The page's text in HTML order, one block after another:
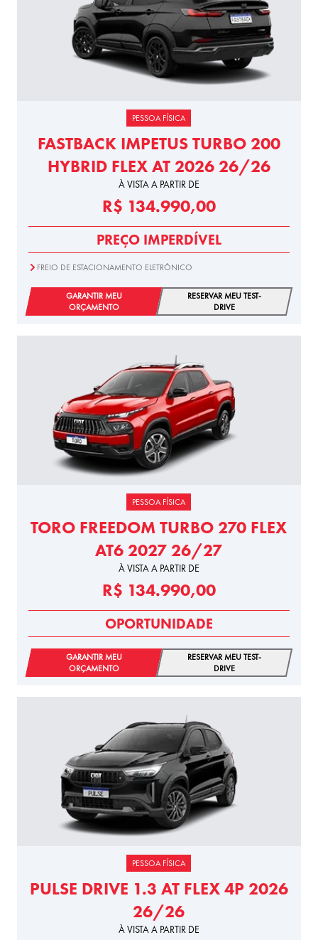
PESSOA FÍSICA
FASTBACK IMPETUS TURBO 200
HYBRID FLEX AT 2026 26/26
À VISTA A PARTIR DE
R$ 134.990,00
PREÇO IMPERDÍVEL
FREIO DE ESTACIONAMENTO ELETRÔNICO
GARANTIR MEU
ORÇAMENTO
RESERVAR MEU TEST-
DRIVE
PESSOA FÍSICA
TORO FREEDOM TURBO 270 FLEX
AT6 2027 26/27
À VISTA A PARTIR DE
R$ 134.990,00
OPORTUNIDADE
GARANTIR MEU
ORÇAMENTO
RESERVAR MEU TEST-
DRIVE
PESSOA FÍSICA
PULSE DRIVE 1.3 AT FLEX 4P 2026
26/26
À VISTA A PARTIR DE